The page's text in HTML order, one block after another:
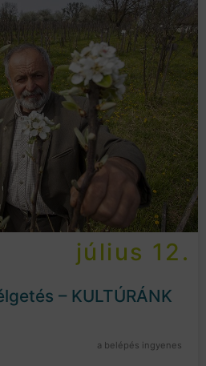
július 12.
– KULTÚRÁNK
a belépés ingyenes